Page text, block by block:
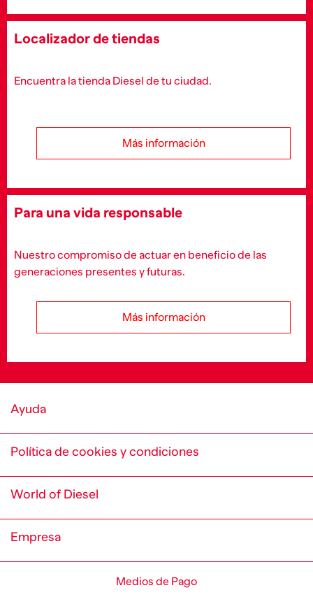
Localizador de tiendas
Encuentra la tienda Diesel de tu ciudad.
Más información
Para una vida responsable
Nuestro compromiso de actuar en beneficio de las
generaciones presentes y futuras.
Más información
Ayuda
Política de cookies y condiciones
World of Diesel
Empresa
Medios de Pago